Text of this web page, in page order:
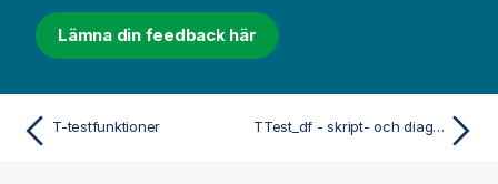
Lämna din feedback här
T-testfunktioner TTest_df - skript- och diagramfunktion